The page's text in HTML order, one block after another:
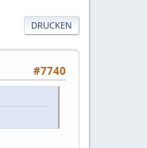
DRUCKEN
#7740